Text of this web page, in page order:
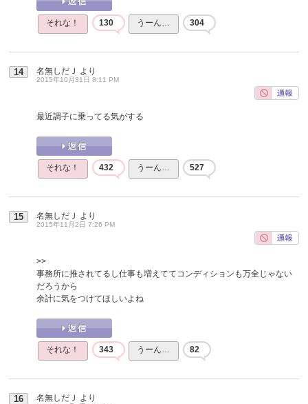
それな！ 130 うーん… 304
14 名無しだＪ より
2015年10月31日 8:11 PM
最近調子に乗ってる気がする
それな！ 432 うーん… 527
15 名無しだＪ より
2015年11月2日 7:26 PM
>>
事務所に推されてるし仕事も増えててコンディションも万全じゃない
だろうから
余計に気をつけてほしいよね
それな！ 343 うーん… 82
16 名無しだＪ より